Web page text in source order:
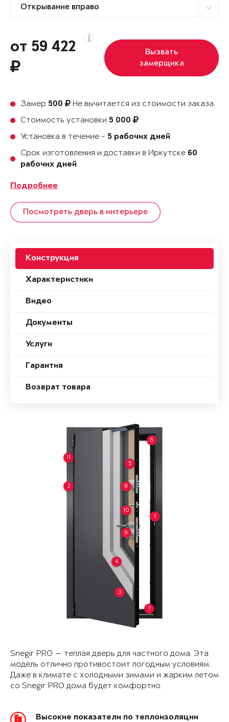
от 59 422
Вызвать
замерщика
Замер 500
Не вычитается из стоимости заказа.
Стоимость установки 5 000
Установка в течение - 5 рабочих дней
Срок изготовления и доставки в Иркутске 60
рабочих дней.
Подробнее
Посмотреть дверь в интерьере
Конструкция
Характеристики
Видео
Документы
Услуги
Гарантия
Возврат товара
1
2
3
4
5
6
7
8
9
10
11
Snegir PRO — теплая дверь для частного дома. Эта
модель отлично противостоит погодным условиям.
Даже в климате с холодными зимами и жарким летом
со Snegir PRO дома будет комфортно.
Высокие показатели по теплоизоляции